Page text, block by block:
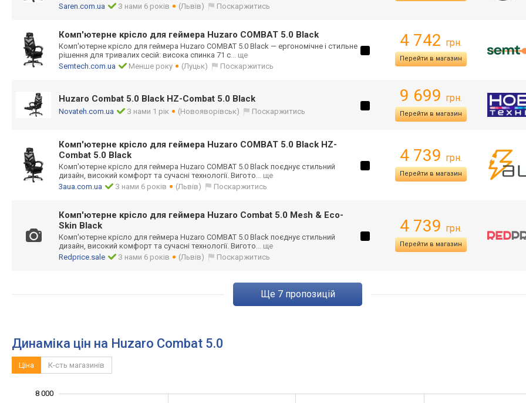
Saren.com.ua
З нами 6 років (Львів) Поскаржитись
Комп'ютерне крісло для геймера Huzaro COMBAT 5.0 Black
Комп'ютерне крісло для геймера Huzaro COMBAT 5.0 Black — ергономічне і стильне
рішення для тривалих сесій: висока спинка 71 с... ще
Semtech.com.ua
Менше року (Луцьк) Поскаржитись
4 742 грн.
Перейти в магазин
Huzaro Combat 5.0 Black HZ-Combat 5.0 Black
Novateh.com.ua З нами 1 рік (Новояворівськ) Поскаржитись
9 699 грн.
Перейти в магазин
Комп'ютерне крісло для геймера Huzaro COMBAT 5.0 Black HZ-
Combat 5.0 Black
Комп'ютерне крісло для геймера Huzaro COMBAT 5.0 Black поєднує стильний
дизайн, високий комфорт та сучасні технології. Вигото... ще
3aua.com.ua
З нами 6 років (Львів) Поскаржитись
4 739 грн.
Перейти в магазин
Комп'ютерне крісло для геймера Huzaro Combat 5.0 Mesh & Eco-
Skin Black
Комп'ютерне крісло для геймера Huzaro COMBAT 5.0 Black поєднує стильний
дизайн, високий комфорт та сучасні технології. Вигото... ще
Redprice.sale
З нами 6 років (Львів) Поскаржитись
4 739 грн.
Перейти в магазин
ще 7пропозицій
Динаміка цін на Huzaro Combat 5.0
Ціна К-сть магазинів
8 000